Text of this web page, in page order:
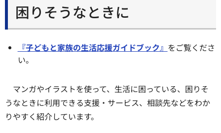
困りそうなときに
『子どもと家族の生活応援ガイドブック』 をご覧くださ
い。
マンガやイラストを使って、生活に困っている、困りそ
うなときに利用できる支援・サービス、相談先などをわか
りやすく紹介しています。